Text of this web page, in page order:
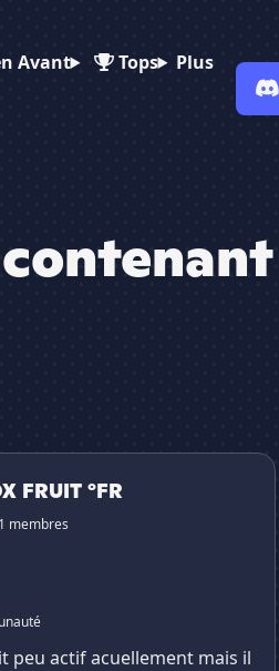
Avant Tops Plus
FRUIT °FR
membres
peu actif acuellement mais il